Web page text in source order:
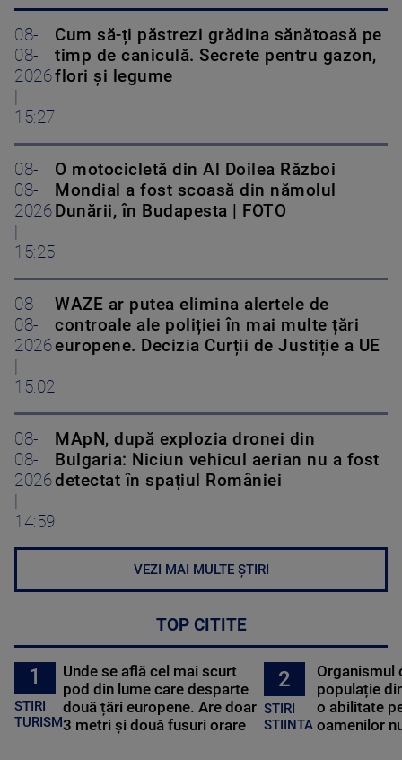
08-
08-
2026
15:27
Cum să-ți păstrezi grădina sănătoasă pe
timp de caniculă. Secrete pentru gazon,
flori și legume
08-
08-
2026
15:25
O motocicletă din Al Doilea Război
Mondial a fost scoasă din nămolul
Dunării, în Budapesta | FOTO
08-
08-
2026
15:02
WAZE ar putea elimina alertele de
controale ale poliției în mai multe țări
europene. Decizia Curții de Justiție a UE
08-
08-
2026
14:59
MApN, după explozia dronei din
Bulgaria: Niciun vehicul aerian nu a fost
detectat în spațiul României
VEZI MAI MULTE ȘTIRI
TOP CITITE
1
STIRI
TURISM
Unde se află cel mai scurt
pod din lume care desparte
două țări europene. Are doar
3 metri și două fusuri orare
2
STIRI
STIINTA
Organismul
populație
o abilitate
oamenilor